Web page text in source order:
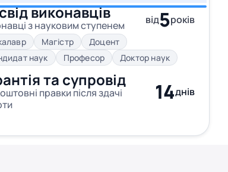
виконавців
з науковим ступенем від5років
Магістр
Доцент
наук
Професор Доктор наук
та супровід
правки після здачі
14днів